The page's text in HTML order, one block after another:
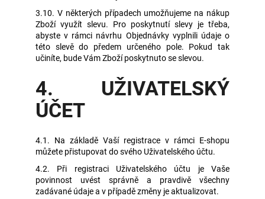
3.10. V některých případech umožňujeme na nákup
Zboží využít slevu. Pro poskytnutí slevy je třeba,
abyste v rámci návrhu Objednávky vyplnili údaje o
této slevě do předem určeného pole. Pokud tak
učiníte, bude Vám Zboží poskytnuto se slevou.
4. UŽIVATELSKÝ
ÚČET
4.1. Na základě Vaší registrace v rámci E-shopu
můžete přistupovat do svého Uživatelského účtu.
4.2. Při registraci Uživatelského účtu je Vaše
povinnost uvést správně a pravdivě všechny
zadávané údaje a v případě změny je aktualizovat.